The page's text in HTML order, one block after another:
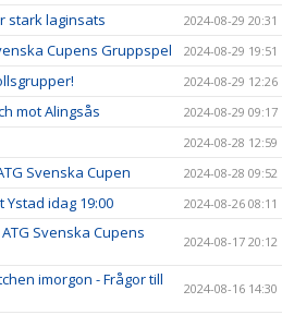
stark laginsats 2024-08-29 20:31
Cupens Gruppspel 2024-08-29 19:51
2024-08-29 12:26
mot Alingsås 2024-08-29 09:17
2024-08-28 12:59
Svenska Cupen 2024-08-28 09:52
Ystad idag 19:00 2024-08-26 08:11
Svenska Cupens
2024-08-17 20:12
imorgon - Frågor till
2024-08-16 14:30